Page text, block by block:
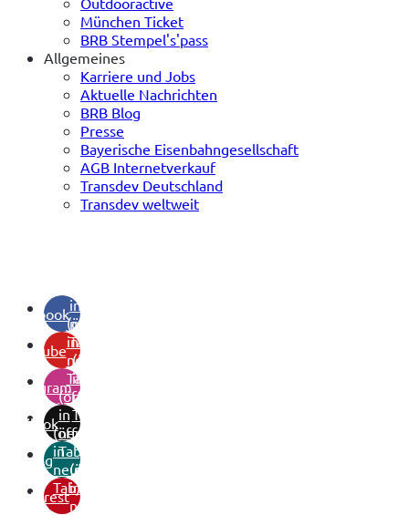
München Ticket
BRB Stempel's'pass
Allgemeines
Karriere und Jobs
Aktuelle Nachrichten
BRB Blog
Presse
Bayerische Eisenbahngesellschaft
AGB Internetverkauf
Transdev Deutschland
Transdev weltweit
facebookin
neuem
Tab)
youtube
(öffnet
in
neuem
Tab)
instagram
(öffnet
in
neuem
Tab)
tiktok
(öffnet
in
neuem
Tab)
xing
(öffnet
in
neuem
Tab)
pinterest
(öffnet
in
neuem